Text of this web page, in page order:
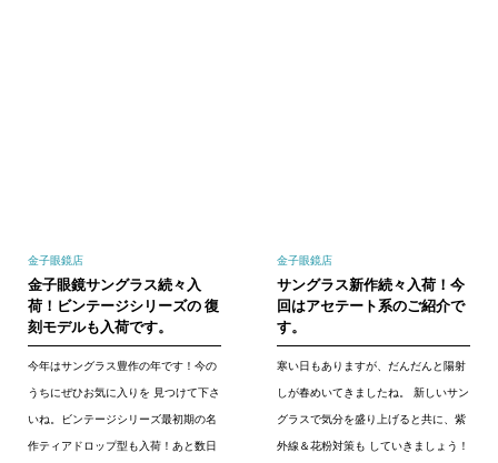
金子眼鏡店
金子眼鏡サングラス続々入
荷！ビンテージシリーズの 復
刻モデルも入荷です。
今年はサングラス豊作の年です！今の
うちにぜひお気に入りを 見つけて下さ
いね。ビンテージシリーズ最初期の名
作ティアドロップ型も入荷！あと数日
金子眼鏡店
サングラス新作続々入荷！今
回はアセテート系のご紹介で
す。
寒い日もありますが、だんだんと陽射
しが春めいてきましたね。 新しいサン
グラスで気分を盛り上げると共に、紫
外線＆花粉対策も していきましょう！